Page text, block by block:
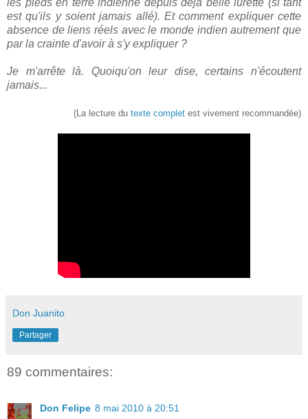
les pieds en terre indienne depuis déjà belle lurette (si tant
est qu'ils y soient jamais allé). Et comment expliquer cette
absence de liens réels avec le monde indien autrement que
par la crainte d'avoir à s'y expliquer ?
Je m'arrête là. Quoiqu'on leur dise, certains n'écoutent
jamais...
(La lecture du texte complet est vivement recommandée)
Don Juanito
Partager
89 commentaires:
Don Felipe 8 mai 2010 à 20:51